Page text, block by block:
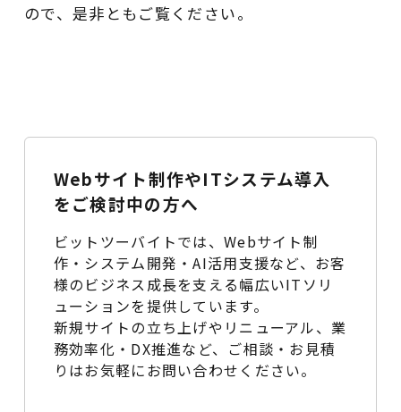
ので、是非ともご覧ください。
Webサイト制作やITシステム導入
をご検討中の方へ
ビットツーバイトでは、Webサイト制
作・システム開発・AI活用支援など、お客
様のビジネス成長を支える幅広いITソリ
ューションを提供しています。
新規サイトの立ち上げやリニューアル、業
務効率化・DX推進など、ご相談・お見積
りはお気軽にお問い合わせください。